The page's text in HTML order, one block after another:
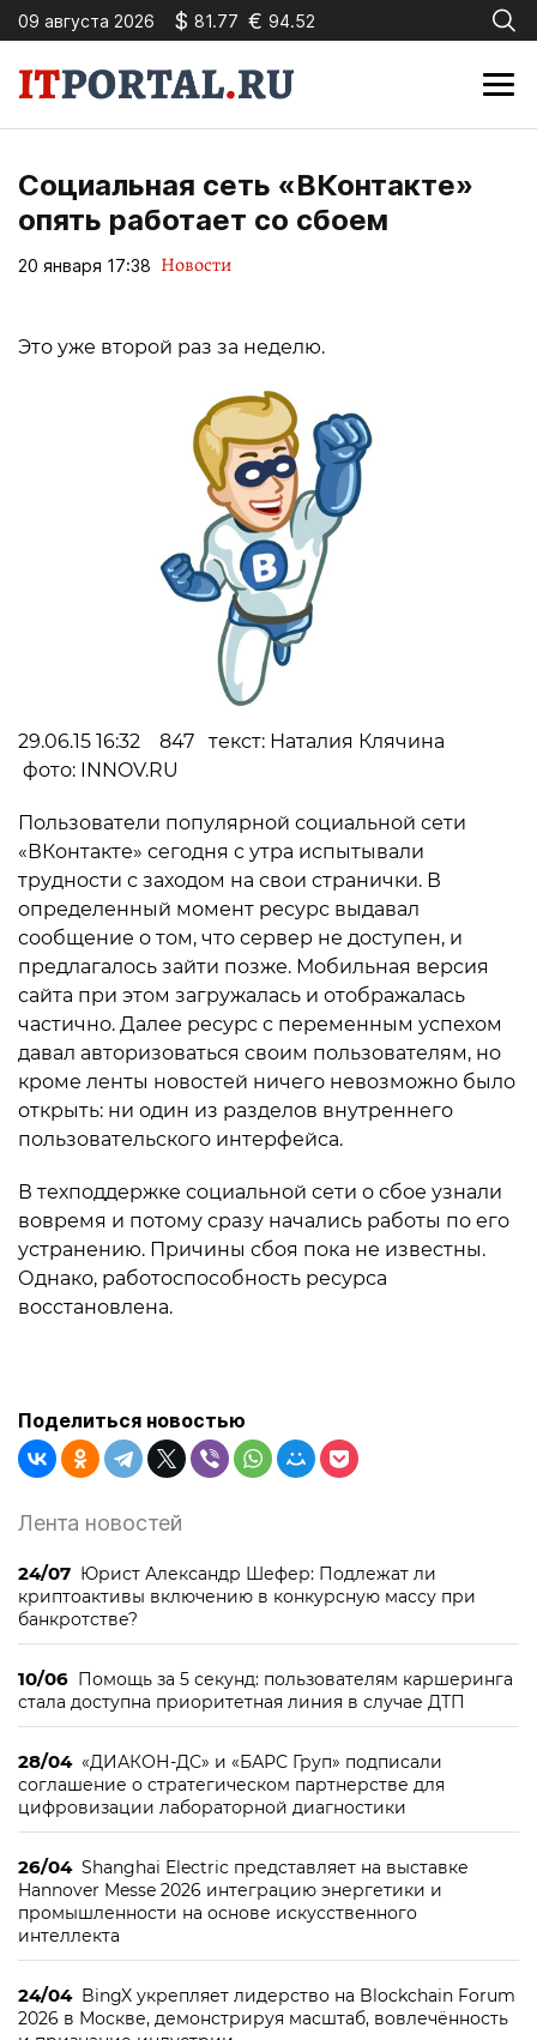
09 августа 2026 $ 81.77 € 94.52
Социальная сеть «ВКонтакте»
опять работает со сбоем
20 января 17:38 Новости
Это уже второй раз за неделю.
29.06.15 16:32 847 текст: Наталия Клячина
фото: INNOV.RU
Пользователи популярной социальной сети
«ВКонтакте» сегодня с утра испытывали
трудности с заходом на свои странички. В
определенный момент ресурс выдавал
сообщение о том, что сервер не доступен, и
предлагалось зайти позже. Мобильная версия
сайта при этом загружалась и отображалась
частично. Далее ресурс с переменным успехом
давал авторизоваться своим пользователям, но
кроме ленты новостей ничего невозможно было
открыть: ни один из разделов внутреннего
пользовательского интерфейса.
В техподдержке социальной сети о сбое узнали
вовремя и потому сразу начались работы по его
устранению. Причины сбоя пока не известны.
Однако, работоспособность ресурса
восстановлена.
Поделиться новостью
Лента новостей
24/07 Юрист Александр Шефер: Подлежат ли
криптоактивы включению в конкурсную массу при
банкротстве?
10/06 Помощь за 5 секунд: пользователям каршеринга
стала доступна приоритетная линия в случае ДТП
28/04 «ДИАКОН-ДС» и «БАРС Груп» подписали
соглашение о стратегическом партнерстве для
цифровизации лабораторной диагностики
26/04 Shanghai Electric представляет на выставке
Hannover Messe 2026 интеграцию энергетики и
промышленности на основе искусственного
интеллекта
24/04 BingX укрепляет лидерство на Blockchain Forum
2026 в Москве, демонстрируя масштаб, вовлечённость